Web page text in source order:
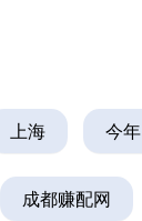
上海 今年
成都赚配网